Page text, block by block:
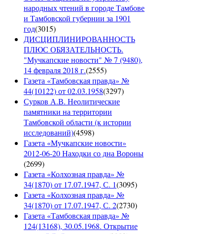
народных чтений в городе Тамбове
и Тамбовской губернии за 1901
год(3015)
ДИСЦИПЛИНИРОВАННОСТЬ
ПЛЮС ОБЯЗАТЕЛЬНОСТЬ.
"Мучкапские новости" № 7 (9480),
14 февраля 2018 г.(2555)
Газета «Тамбовская правда» №
44(10122) от 02.03.1958(3297)
Сурков А.В. Неолитические
памятники на территории
Тамбовской области (к истории
исследований)(4598)
Газета «Мучкапские новости»
2012-06-20 Находки со дна Вороны
(2699)
Газета «Колхозная правда» №
34(1870) от 17.07.1947, С. 1(3095)
Газета «Колхозная правда» №
34(1870) от 17.07.1947, С. 2(2730)
Газета «Тамбовская правда» №
124(13168), 30.05.1968. Открытие